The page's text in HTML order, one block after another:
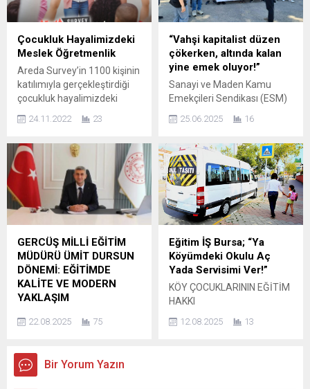
“Mimarın İlk Yapısı”
kategorisinin yanı sıra
eklenen “Tasarımcının İlk
Mekânı” kategorisiyle, son
beş sene içerisinde üretilmiş
nitelikli projelerin
tanıtılmasını teşvik etmeyi
hedefliyor. Soru-Cevaplar
Şimdi...
Recep Terzioğlu, Halim
Tarıkurt, Fatih Kızıler ve
dernek üyelerinin ilgi
gösterdiği seminerde Işıklar;
“Topluluk psikolojisi,
bireylerin toplumla nasıl ilişki
kurdukları ile ilgili...
Çocukluk Hayalimizdeki
Meslek Öğretmenlik
Areda Survey’in 1100 kişinin
katılımıyla gerçekleştirdiği
çocukluk hayalimizdeki
meslek araştırmasına göre
Türk halkının yüzde 17,5’i
hayalinin öğretmenlik
olduğunu belirtti.
Araştırmaya göre
ailemizden sonra bizleri
yetiştiren, merak etmeyi
öğreten, dünyamızı
renklendirip şekillendiren
kıymetli öğretmenlerimizin
çocukluğumuzdaki meslek
hayallerimizi de süslediği
ortaya çıktı. Katılımcıların
yüzde 17,5’i çocukluk
hayalindeki mesleğin
24.11.2022 23
“Vahşi kapitalist düzen
çökerken, altında kalan
yine emek oluyor!”
Sanayi ve Maden Kamu
Emekçileri Sendikası (ESM)
Bursa Şube Başkanı Uğur
Üçöz, Türkiye’nin derinleşen
iktidarın emek karşıtı
politikalarına ilişkin çarpıcı
değerlendirmelerde
bulundu. Yaptığı
açıklamada, yaşanan
ekonomik, siyasal ve sosyal
sarsıntıların bedelinin her
zamanki gibi emekçilere
ödetildiğini vurgulayan Üçöz,
düzeninin hüküm
sürdüğünü ifade etti....
25.06.2025 16
GERCÜŞ MİLLİ EĞİTİM
MÜDÜRÜ ÜMİT DURSUN
DÖNEMİ: EĞİTİMDE
KALİTE VE MODERN
YAKLAŞIM
yana Gercüş’te eğitim
imza atan Milli Eğitim
Müdürü Ümit Dursun,
22.08.2025 75
Eğitim İŞ Bursa; “Ya
Köyümdeki Okulu Aç
Yada Servisimi Ver!”
KÖY ÇOCUKLARININ EĞİTİM
HAKKI
Bursa Şube Başkanı Özkan
12.08.2025 13
Bir Yorum Yazın